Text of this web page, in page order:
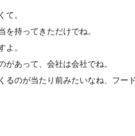
。
持ってきただけでね。
。
あって、会社は会社でね。
のが当たり前みたいなね、フー